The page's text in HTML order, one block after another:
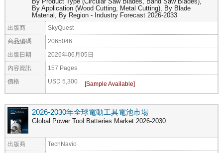
By Product Type (Circular Saw Blades, Band Saw Blades),
By Application (Wood Cutting, Metal Cutting), By Blade
Material, By Region - Industry Forecast 2026-2033
出版商 SkyQuest
商品編碼 2065046
出版日期 2026年06月05日
內容資訊 157 Pages
價格 USD 5,300
2026-2030年全球電動工具電池市場
Global Power Tool Batteries Market 2026-2030
出版商 TechNavio